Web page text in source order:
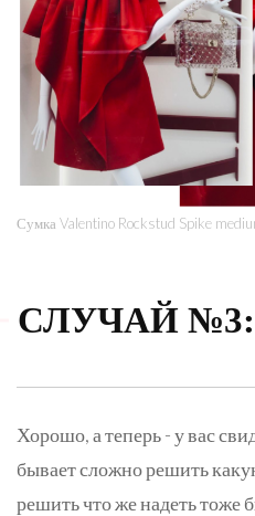
Сумка Valentino Rockstud Spike
СЛУЧАЙ
Хорошо, а теперь - у вас
бывает сложно решить
решить что же надеть тоже